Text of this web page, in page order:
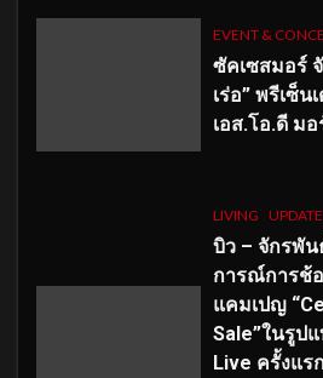
EVENT &
ซัคเซสมอร์
เร่อ” พรีเซ็น
เอส.โอ.ดี มอ
LIVING UPDATE
บิว – จักรพัน
การณ์การช้
แคมเปญ
Sale”ในรูป
Live ครั้งแร